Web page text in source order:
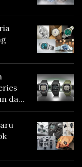
dan